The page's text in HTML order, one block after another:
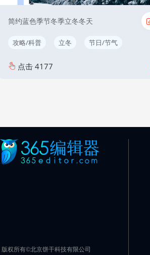
简约蓝色季节冬季立冬冬天
攻略/科普 立冬 节日/节气
点击 4177
版权所有©北京饼干科技有限公司